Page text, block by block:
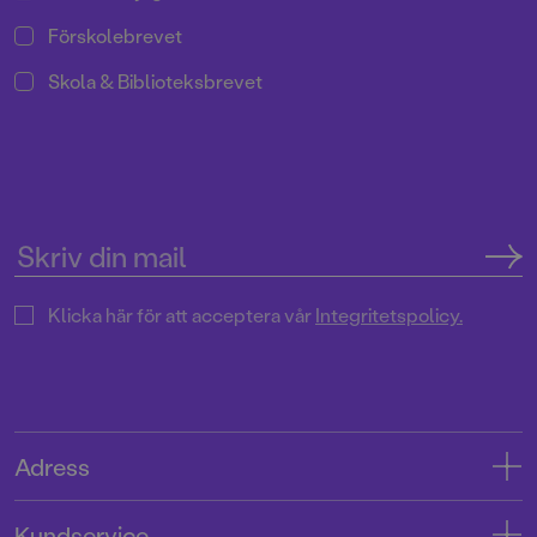
Förskolebrevet
Skola & Biblioteksbrevet
Klicka här för att acceptera vårIntegritetspolicy.
Adress